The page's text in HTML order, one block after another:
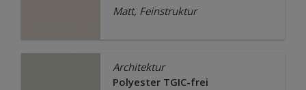
Matt, Feinstruktur
Architektur
Polyester TGIC-frei